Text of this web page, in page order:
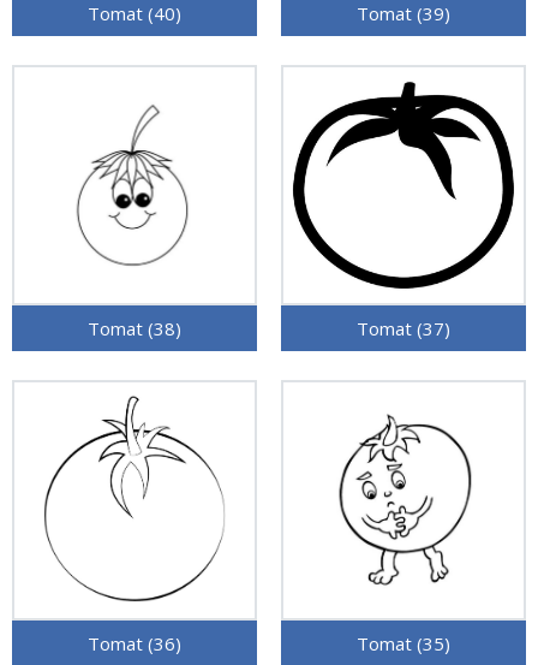
Tomat (40) Tomat (39)
Tomat (38) Tomat (37)
Tomat (36) Tomat (35)